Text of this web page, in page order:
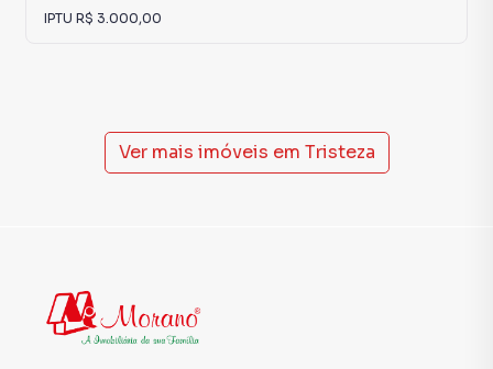
IPTU R$ 3.000,00
Ver mais imóveis em Tristeza